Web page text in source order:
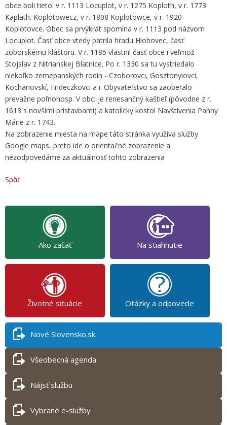
obce boli tieto: v r. 1113 Locuplot, v r. 1275 Koploth, v r. 1773
Kaplath. Koplotowecz, v r. 1808 Koplotowce, v r. 1920
Koplotovce. Obec sa prvýkrát spomína v r. 1113 pod názvom
Locuplot. Časť obce vtedy patrila hradu Hlohovec, časť
zoborskému kláštoru. V r. 1185 vlastnil časť obce i veľmož
Stojslav z Nitrianskej Blatnice. Po r. 1330 sa tu vystriedalo
niekoľko zemepanských rodín - Czoborovci, Gosztonyiovci,
Kochanovskí, Frideczkovci a i. Obyvateľstvo sa zaoberalo
prevažne poľnohosp. V obci je renesančný kaštieľ (pôvodne z r.
1613 s novšími prístavbami) a katolícky kostol Navštívenia Panny
Márie z r. 1743.
Na zobrazenie miesta na mape táto stránka využíva služby
Google maps, preto ide o orientačné zobrazenie a
nezodpovedáme za aktuálnosť tohto zobrazenia
Späť
Ako začať Na stiahnutie
Životné situácie Otázky a odpovede
Nové Slovensko.sk
Všeobecná agenda
Nájsť službu
Vybrané e-služby